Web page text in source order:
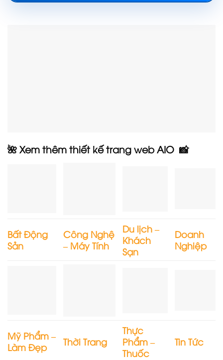
🌺 Xem thêm thiết kế trang web AIO 📸
Bất Động
Sản
Công Nghệ
– Máy Tính
Du lịch –
Khách
Sạn
Doanh
Nghiệp
Mỹ Phẩm –
Làm Đẹp
Thời Trang
Thực
Phẩm –
Thuốc
Tin Tức